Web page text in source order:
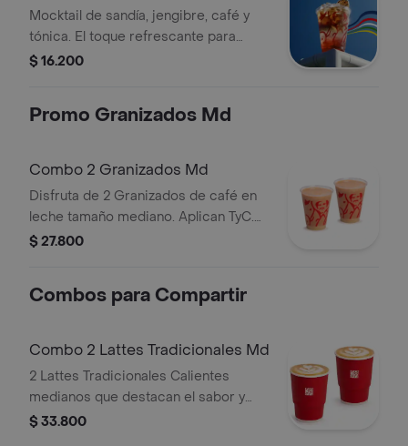
Mocktail de sandía, jengibre, café y
tónica. El toque refrescante para
calmar la tensión del partido y gritar
$ 16.200
Promo Granizados Md
Combo 2 Granizados Md
Disfruta de 2 Granizados de café en
leche tamaño mediano. Aplican TyC.
Producto sujeto a disponibilidad en
$ 27.800
Combos para Compartir
Combo 2 Lattes Tradicionales Md
2 Lattes Tradicionales Calientes
medianos que destacan el sabor y
aroma del café Juan Valdez.
$ 33.800